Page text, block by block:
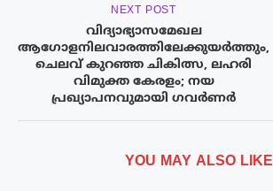
NEXT POST
വിദ്യാഭ്യാസമേഖല
ആഗോളനിലവാരത്തിലേക്കുയർത്തും,
ചെലവ് കുറഞ്ഞ ചികിത്സ, ലഹരി
വിമുക്ത കേരളം; നയ
പ്രഖ്യാപനവുമായി ഗവർണർ
YOU MAY ALSO LIKE